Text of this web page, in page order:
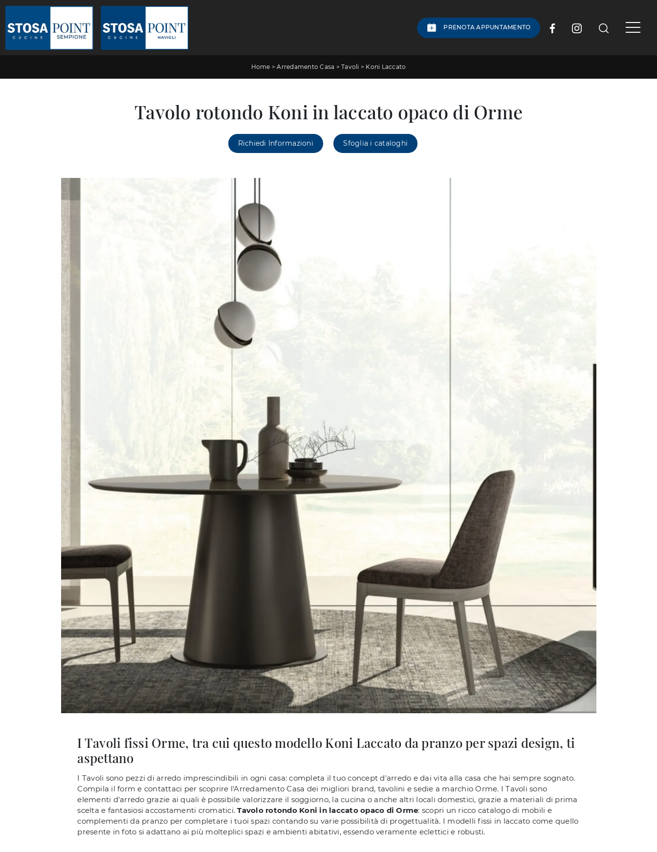
PRENOTA APPUNTAMENTO
Home >Arredamento Casa >Tavoli > Koni Laccato
Tavolo rotondo Koni in laccato opaco di Orme
Richiedi Informazioni Sfoglia i cataloghi
I Tavoli fissi Orme, tra cui questo modello Koni Laccato da pranzo per spazi design, ti
aspettano
I Tavoli sono pezzi di arredo imprescindibili in ogni casa: completa il tuo concept d'arredo e dai vita alla casa che hai sempre sognato.
Compila il form e contattaci per scoprire l'Arredamento Casa dei migliori brand, tavolini e sedie a marchio Orme. I Tavoli sono
elementi d'arredo grazie ai quali è possibile valorizzare il soggiorno, la cucina o anche altri locali domestici, grazie a materiali di prima
scelta e fantasiosi accostamenti cromatici.Tavolo rotondo Koni in laccato opaco di Orme: scopri un ricco catalogo di mobili e
complementi da pranzo per completare i tuoi spazi contando su varie possibilità di progettualità. I modelli fissi in laccato come quello
presente in foto si adattano ai più molteplici spazi e ambienti abitativi, essendo veramente eclettici e robusti.